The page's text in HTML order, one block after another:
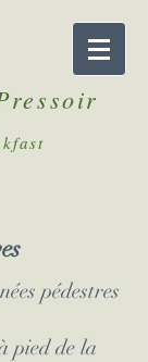
pédestres
pied de la